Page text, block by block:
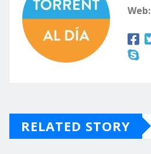
Web:
RELATED STORY